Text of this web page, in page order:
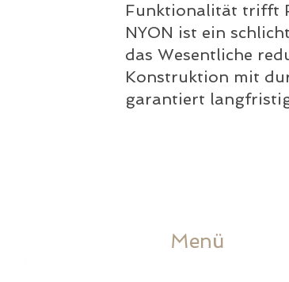
Funktionalität trifft
NYON ist ein
das Wesentliche
Konstruktion mit
garantiert
Menü